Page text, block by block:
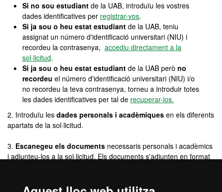
Si no sou estudiant de la UAB, introduïu les vostres
dades identificatives per registrar-vos.
Si ja sou o heu estat estudiant de la UAB, teniu
assignat un número d'identificació universitari (NIU) i
recordeu la contrasenya, accediu directament a la
sol·licitud.
Si ja sou o heu estat estudiant de la UAB però no
recordeu el número d'identificació universitari (NIU) i/o
no recordeu la teva contrasenya, torneu a introduir totes
les dades identificatives per tal de recuperar-los.
2. Introduïu les dades personals i acadèmiques en els diferents
apartats de la sol·licitud.
3. Escanegeu els documents necessaris personals i acadèmics
i adjunteu-los a la sol·licitud. Els documents s'adjunten en format
Aboneu la taxa d'inscripció obligatòria(30,21 euros no